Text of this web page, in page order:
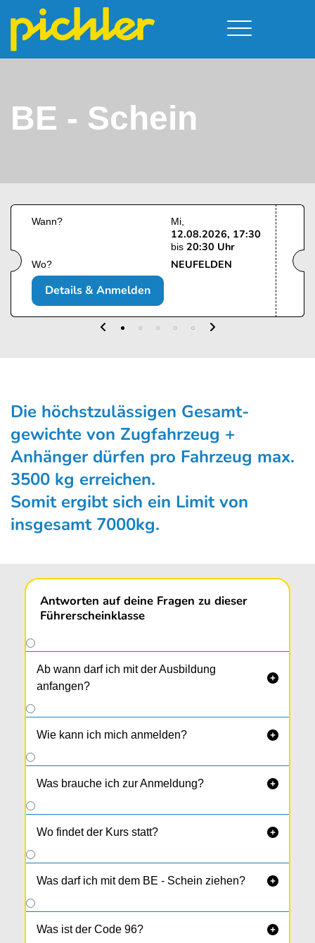
A - Scheine + Code 111
B - Scheine
Kursorte
Neufelden
Service
Kontakt
BE - Schein
Wann? Mi
12.08.2026, 17:30
bis 20:30 Uhr
Wo? NEUFELDEN
Details & Anmelden
Die höchstzulässigen Gesamt­
gewichte von Zugfahrzeug +
Anhänger dürfen pro Fahrzeug max.
3500 kg erreichen.
Somit ergibt sich ein Limit von
insgesamt 7000kg.
Antworten auf deine Fragen zu dieser
Führerscheinklasse
Ab wann darf ich mit der Ausbildung
anfangen?

Wie kann ich mich anmelden? 
Was brauche ich zur Anmeldung? 
Wo findet der Kurs statt? 
Was darf ich mit dem BE - Schein ziehen? 
Was ist der Code 96? 